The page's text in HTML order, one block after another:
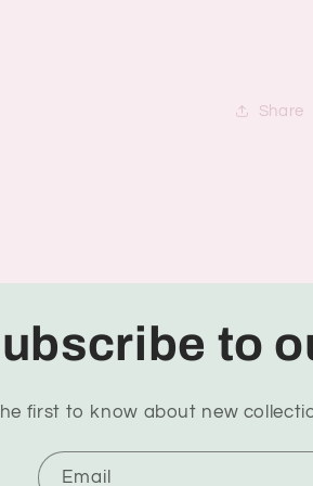
Share
to
first to know about new
Email